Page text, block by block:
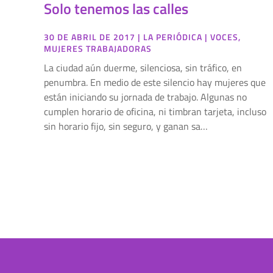
Solo tenemos las calles
30 DE ABRIL DE 2017 | LA PERIÓDICA | VOCES,
MUJERES TRABAJADORAS
La ciudad aún duerme, silenciosa, sin tráfico, en
penumbra. En medio de este silencio hay mujeres que
están iniciando su jornada de trabajo. Algunas no
cumplen horario de oficina, ni timbran tarjeta, incluso
sin horario fijo, sin seguro, y ganan sa…